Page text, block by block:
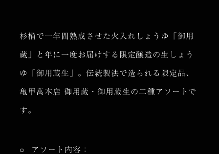
杉桶で一年間熟成させた火入れしょうゆ「御用
蔵」と年に一度お届けする限定醸造の生しょう
ゆ「御用蔵生」。伝統製法で造られる限定品、
亀甲萬本店 御用蔵・御用蔵生の二種アソートで
す。
アソート内容：